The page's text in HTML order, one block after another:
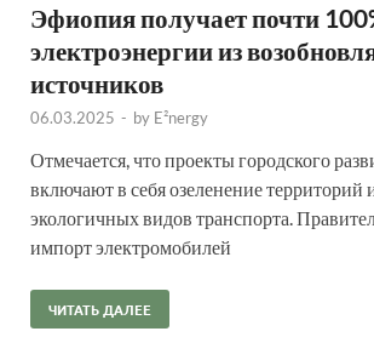
Эфиопия получает почти
электроэнергии из
источников
06.03.2025 - by E²nergy
Отмечается, что проекты городского
включают в себя озеленение территорий
экологичных видов транспорта.
импорт электромобилей
ЧИТАТЬ ДАЛЕЕ